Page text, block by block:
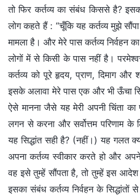
तो फिर कर्तव्य का संबंध किससे है?
लोग कहते हैं : “चूँकि यह कर्तव्य मुझे
मामला है। और मेरे पास कर्तव्य निर्वहन
लोगों में से किसी के पास नहीं है।
कर्तव्य को पूरे हृदय, प्राण, दिमाग
इसके अलावा मेरे पास एक और भी ऊँचा
ऐसे मानना जैसे यह मेरी अपनी चिंता
लगन से करना और सर्वोत्तम परिणाम के
यह सिद्धांत सही है? (नहीं।) यह गलत
अपना कर्तव्य स्वीकार करते हो और
वह इसे तुम्हें सौंपता है, तो तुम्हें इस
इसका संबंध कर्तव्य निर्वहन के सिद्धांतों